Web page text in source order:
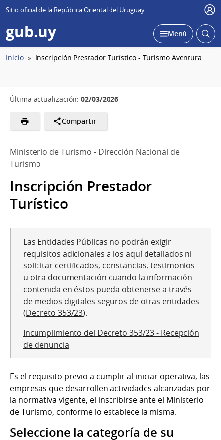
Sitio oficial de la República Oriental del Uruguay
gub.uy Desplegar
Menú Abrir
Ruta
Inicio Inscripción Prestador Turístico - Turismo Aventura
Última actualización: 02/03/2026
Compartir
Ministerio de Turismo - Dirección Nacional de
Turismo
Inscripción Prestador
Turístico
Las Entidades Públicas no podrán exigir
requisitos adicionales a los aquí detallados ni
solicitar certificados, constancias, testimonios
u otra documentación cuando la información
contenida en éstos pueda obtenerse a través
de medios digitales seguros de otras entidades
(Decreto 353/23).
Incumplimiento del Decreto 353/23 - Recepción
de denuncia
Es el requisito previo a cumplir al iniciar operativa, las
empresas que desarrollen actividades alcanzadas por
la normativa vigente, el inscribirse ante el Ministerio
de Turismo, conforme lo establece la misma.
Seleccione la categoría de su